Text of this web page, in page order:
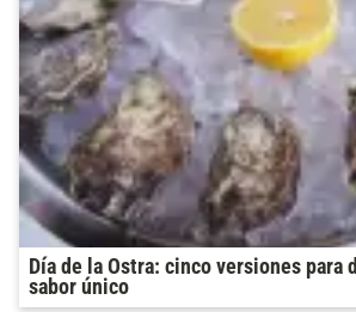
Día de la Ostra: cinco versiones para
sabor único